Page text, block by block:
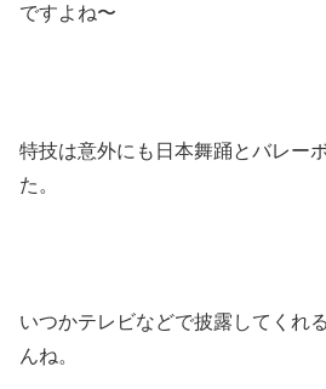
ですよね〜
特技は意外にも日本舞踊とバレー
た。
いつかテレビなどで披露してくれ
んね。